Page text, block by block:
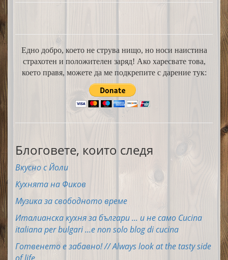
Едно добро, което не струва нищо, но носи наистина
страхотен и положителен заряд! Ако харесвате това,
което правя, можете да ме подкрепите с дарение тук:
Блоговете, които следя
Вкусно с Йоли
Кухнята на Фиков
Музика за свободното време
Италианска кухня за българи ... и не само Cucina
italiana per bulgari ...e non solo blog di cucina
Готвенето е забавно! // Always look at the tasty side